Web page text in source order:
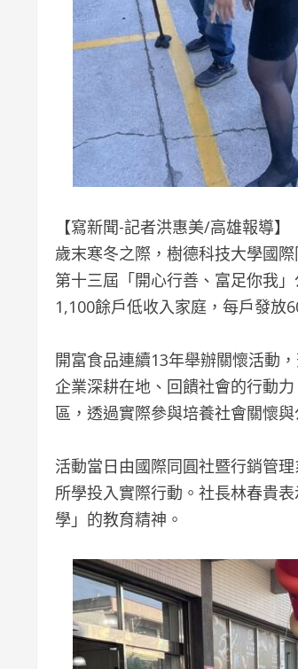
【寫新聞-記者洪惠美/高雄報導】
歲末寒冬之際，樹德科技大學國
第十三屆「開心行善、富足你我
1,100餘戶低收入家庭，每戶發放
開富食品連續13年舉辦關懷活動
企業深耕在地、回饋社會的行動
區，透過實際參與培養社會關懷與
活動當日由國際同圓社暨行銷管
所學投入實際行動。社長林春貴
學」的教育精神。